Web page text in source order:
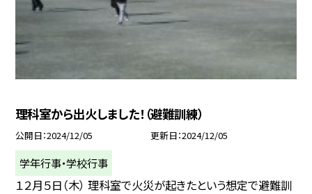
理科室から出火しました！（避難訓練）
公開日 2024/12/05 更新日 2024/12/05
学年行事・学校行事
１２月５日（木） 理科室で火災が起きたという想定で避難訓